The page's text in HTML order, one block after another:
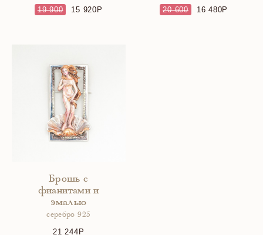
19 900 15 920 20 600 16 480
Брошь с
фианитами и
эмалью
серебро 925
21 244